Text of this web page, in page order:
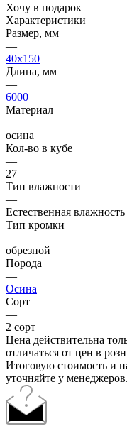
Хочу в подарок
Характеристики
Размер, мм
—
40x150
Длина, мм
—
6000
Материал
—
осина
Кол-во в кубе
—
27
Тип влажности
—
Естественная влажность
Тип кромки
—
обрезной
Порода
—
Осина
Сорт
—
2 сорт
Цена действительна
отличаться от цен в
Итоговую стоимость и
уточняйте у менеджеров.